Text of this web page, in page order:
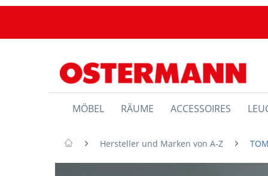
MÖBEL RÄUME ACCESSOIRES
Hersteller und Marken von A-Z